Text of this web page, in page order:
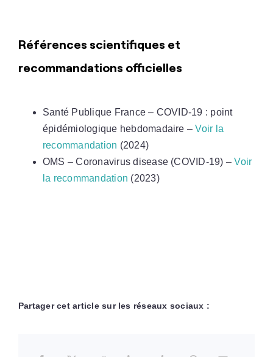
Références scientifiques et
recommandations officielles
Santé Publique France – COVID-19 : point
épidémiologique hebdomadaire –Voir la
recommandation (2024)
OMS – Coronavirus disease (COVID-19) –Voir
la recommandation (2023)
Partager cet article sur les réseaux sociaux :